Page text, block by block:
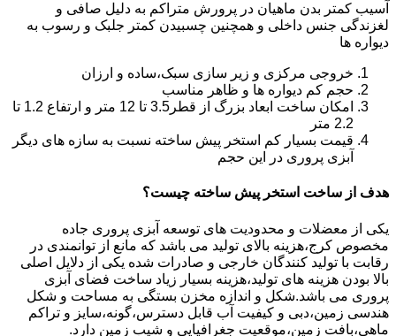
آسیب کمتر بدن ماهیان در پرورش متراکم به دلیل صافی و
لغزندگی جنس داخلی و همچنین چسبیدن کمتر جلبک و رسوب به
دیواره ها
خروجی مرکزی و زیر سازی سبک،ساده و ارزان
حجم کم دیواره ها و ظاهر مناسب
امکان ساخت ابعاد بزرگ از قطر3.5 تا 12 متر و ارتفاع 1.2 تا
2.2 متر
قیمت بسیار کم استخر پیش ساخته نسبت به سازه های دیگر
آبزی پروری در این حجم
هدف از ساخت استخر پیش ساخته چیست؟
یکی از معضلات و محدودیت های توسعه آبزی پروری جاده
مخصوص کرج،هزینه بالای تولید می باشد که مانع از توانمندی در
رقابت با تولید کنندگان خارجی و صادرات شده یکی از دلایل اصلی
بالا بودن هزینه های تولید،هزینه بسیار زیاد ساخت فضای آبزی
پروری می باشد.شکل و اندازه مخزن بستگی به مساحت و شکل
هندسی زمین،دبی و کیفیت آب قابل دسترس،گونه،سایز و تراکم
ماهی،بافت زمین،موقعیت جغرافیایی و شیب زمین دارد.